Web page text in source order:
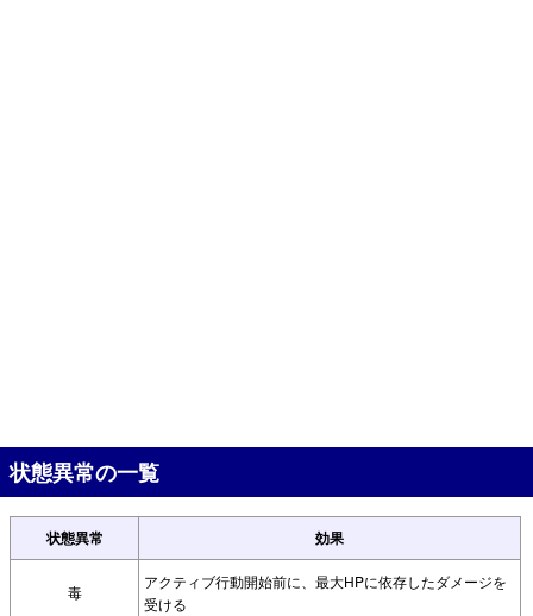
状態異常の一覧
状態異常 効果
毒
アクティブ行動開始前に、最大HPに依存したダメージを
受ける